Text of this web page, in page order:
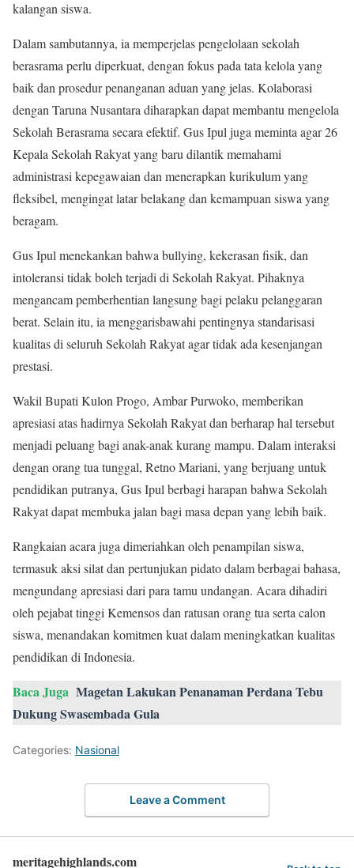
kalangan siswa.
Dalam sambutannya, ia memperjelas pengelolaan sekolah
berasrama perlu diperkuat, dengan fokus pada tata kelola yang
baik dan prosedur penanganan aduan yang jelas. Kolaborasi
dengan Taruna Nusantara diharapkan dapat membantu mengelola
Sekolah Berasrama secara efektif. Gus Ipul juga meminta agar 26
Kepala Sekolah Rakyat yang baru dilantik memahami
administrasi kepegawaian dan menerapkan kurikulum yang
fleksibel, mengingat latar belakang dan kemampuan siswa yang
beragam.
Gus Ipul menekankan bahwa bullying, kekerasan fisik, dan
intoleransi tidak boleh terjadi di Sekolah Rakyat. Pihaknya
mengancam pemberhentian langsung bagi pelaku pelanggaran
berat. Selain itu, ia menggarisbawahi pentingnya standarisasi
kualitas di seluruh Sekolah Rakyat agar tidak ada kesenjangan
prestasi.
Wakil Bupati Kulon Progo, Ambar Purwoko, memberikan
apresiasi atas hadirnya Sekolah Rakyat dan berharap hal tersebut
menjadi peluang bagi anak-anak kurang mampu. Dalam interaksi
dengan orang tua tunggal, Retno Mariani, yang berjuang untuk
pendidikan putranya, Gus Ipul berbagi harapan bahwa Sekolah
Rakyat dapat membuka jalan bagi masa depan yang lebih baik.
Rangkaian acara juga dimeriahkan oleh penampilan siswa,
termasuk aksi silat dan pertunjukan pidato dalam berbagai bahasa,
mengundang apresiasi dari para tamu undangan. Acara dihadiri
oleh pejabat tinggi Kemensos dan ratusan orang tua serta calon
siswa, menandakan komitmen kuat dalam meningkatkan kualitas
pendidikan di Indonesia.
Baca Juga Magetan Lakukan Penanaman Perdana Tebu
Dukung Swasembada Gula
Categories: Nasional
Leave a Comment
meritagehighlands.com